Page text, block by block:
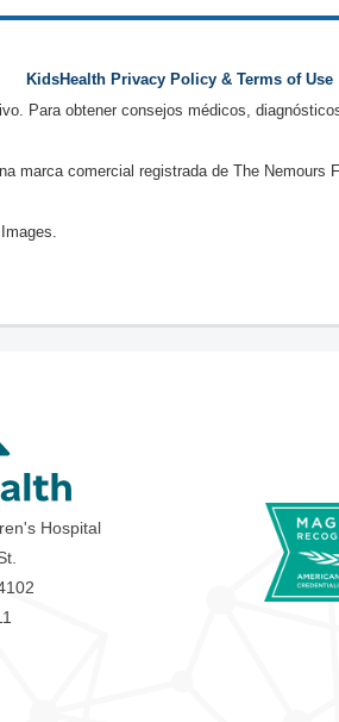
KidsHealth Privacy Policy & Terms of Use
Para obtener consejos médicos,
marca comercial registrada de The Nemours
Hospital